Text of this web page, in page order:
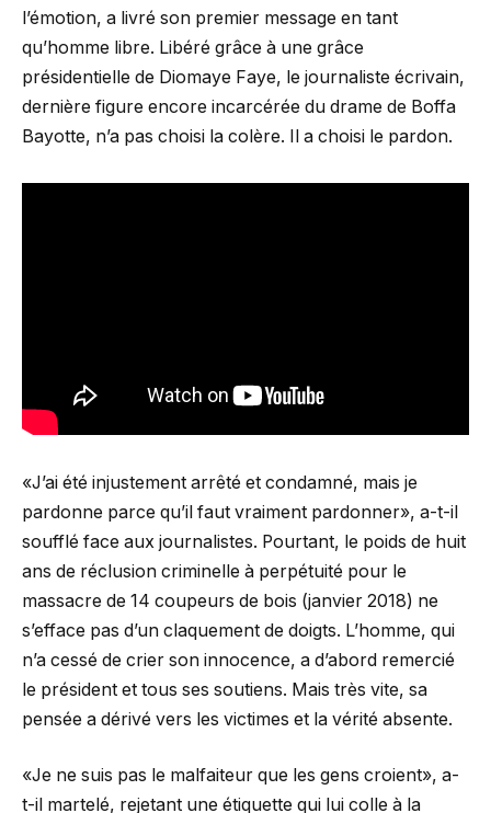
l’émotion, a livré son premier message en tant
qu’homme libre. Libéré grâce à une grâce
présidentielle de Diomaye Faye, le journaliste écrivain,
dernière figure encore incarcérée du drame de Boffa
Bayotte, n’a pas choisi la colère. Il a choisi le pardon.
«J’ai été injustement arrêté et condamné, mais je
pardonne parce qu’il faut vraiment pardonner», a-t-il
soufflé face aux journalistes. Pourtant, le poids de huit
ans de réclusion criminelle à perpétuité pour le
massacre de 14 coupeurs de bois (janvier 2018) ne
s’efface pas d’un claquement de doigts. L’homme, qui
n’a cessé de crier son innocence, a d’abord remercié
le président et tous ses soutiens. Mais très vite, sa
pensée a dérivé vers les victimes et la vérité absente.
«Je ne suis pas le malfaiteur que les gens croient», a-
t-il martelé, rejetant une étiquette qui lui colle à la